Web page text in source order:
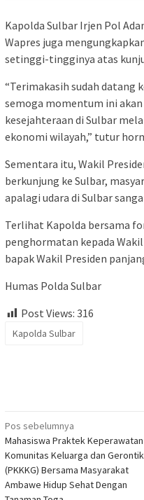
Kapolda Sulbar Irjen Pol
Wapres juga
setinggi-tingginya atas
“Terimakasih sudah datang
semoga momentum ini
kesejahteraan di Sulbar
ekonomi wilayah,” tutur
Sementara itu, Wakil
berkunjung ke Sulbar,
apalagi udara di Sulbar
Terlihat Kapolda bersama
penghormatan kepada
bapak Wakil Presiden
Humas Polda Sulbar
Post Views: 316
Kapolda Sulbar
Navigasi
pos
Pos sebelumnya
Mahasiswa Praktek Keperawatan
Komunitas Keluarga dan Gerontik
(PKKKG) Bersama Masyarakat
Ambawe Hidup Sehat Dengan